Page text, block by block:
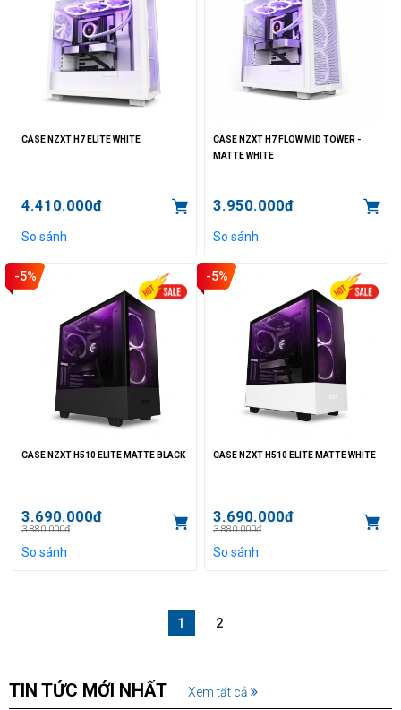
CASE NZXT H7 ELITE WHITE
4.410.000đ
So sánh
CASE NZXT H7 FLOW MID TOWER -
MATTE WHITE
3.950.000đ
So sánh
-5%
CASE NZXT H510 ELITE MATTE BLACK
3.690.000đ
3.880.000đ
So sánh
-5%
CASE NZXT H510 ELITE MATTE WHITE
3.690.000đ
3.880.000đ
So sánh
1 2
TIN TỨC MỚI NHẤT Xem tất cả